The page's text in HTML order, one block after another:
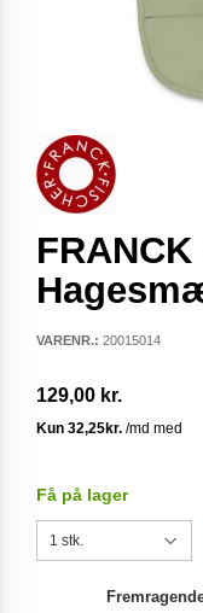
VARENR.: 20015014
129,00 kr.
Få på lager